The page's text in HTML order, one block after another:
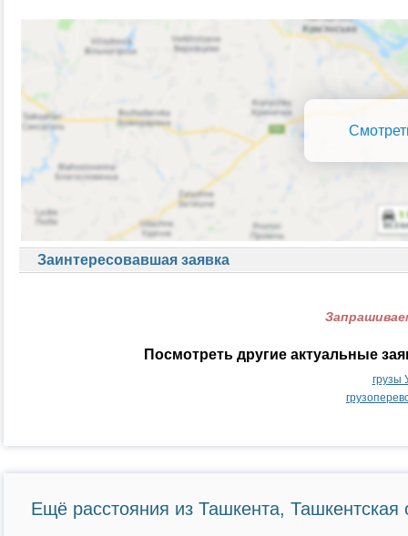
Заинтересовавшая заявка
Посмотреть другие актуальные
грузы
Ещё расстояния из Ташкента, Ташкентская